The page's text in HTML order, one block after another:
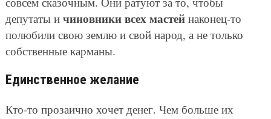
депутаты и чиновники всех мастейнаконец-то
полюбили свою землю и свой народ, а не только
собственные карманы.
Единственное желание
Кто-то прозаично хочет денег. Чем больше их